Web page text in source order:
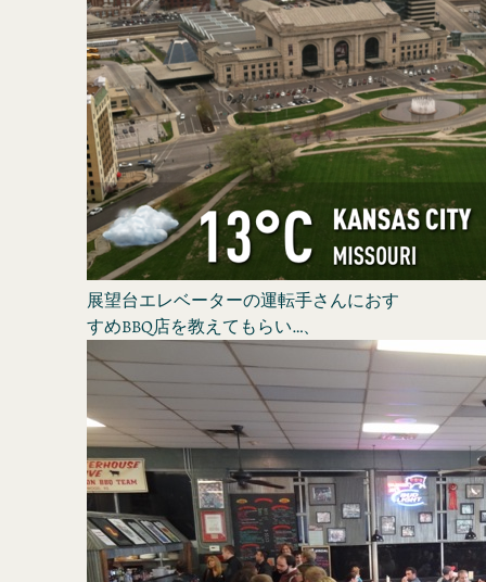
展望台エレベーターの運転手さんにおす
すめBBQ店を教えてもらい…、